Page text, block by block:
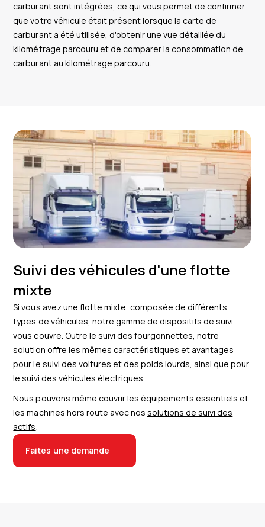
carburant sont intégrées, ce qui vous permet de confirmer
que votre véhicule était présent lorsque la carte de
carburant a été utilisée, d'obtenir une vue détaillée du
kilométrage parcouru et de comparer la consommation de
carburant au kilométrage parcouru.
Suivi des véhicules d'une flotte
mixte
Si vous avez une flotte mixte, composée de différents
types de véhicules, notre gamme de dispositifs de suivi
vous couvre. Outre le suivi des fourgonnettes, notre
solution offre les mêmes caractéristiques et avantages
pour le suivi des voitures et des poids lourds, ainsi que pour
le suivi des véhicules électriques.
Nous pouvons même couvrir les équipements essentiels et
les machines hors route avec nos solutions de suivi des
actifs.
Faites une demande